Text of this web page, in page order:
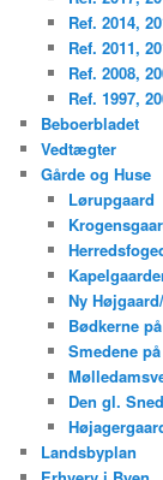
Ref. 2014,
Ref. 2011,
Ref. 2008,
Ref. 1997,
Beboerbladet
Vedtægter
Gårde og Huse
Lørupgaard
Ny
Bødkerne
Smedene
Den gl.
Landsbyplan